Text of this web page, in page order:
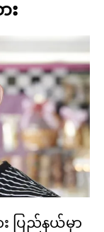
း
ပြည်နယ်မှာ